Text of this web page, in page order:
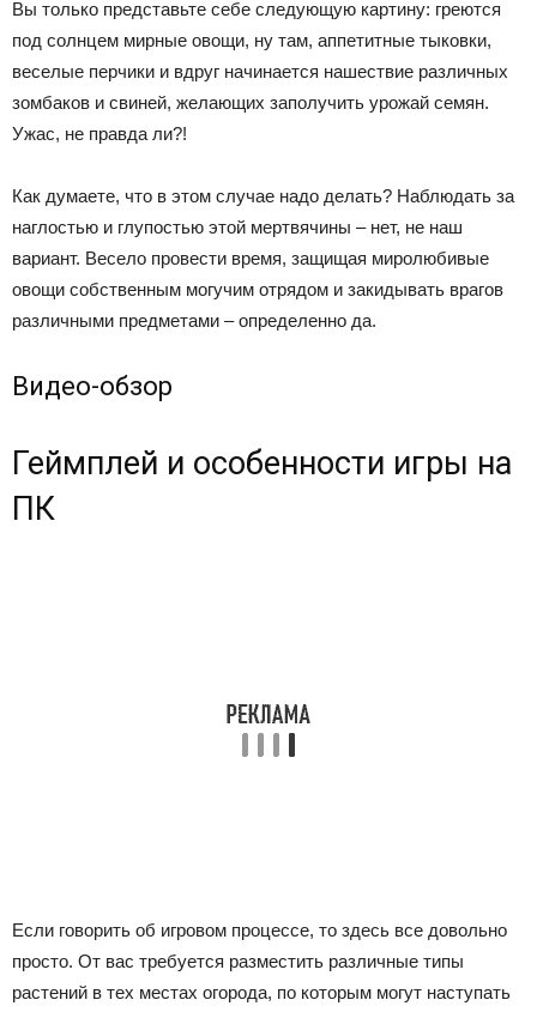
Вы только представьте себе следующую картину: греются
под солнцем мирные овощи, ну там, аппетитные тыковки,
веселые перчики и вдруг начинается нашествие различных
зомбаков и свиней, желающих заполучить урожай семян.
Ужас, не правда ли?!
Как думаете, что в этом случае надо делать? Наблюдать за
наглостью и глупостью этой мертвячины – нет, не наш
вариант. Весело провести время, защищая миролюбивые
овощи собственным могучим отрядом и закидывать врагов
различными предметами – определенно да.
Видео-обзор
Геймплей и особенности игры на
ПК
Если говорить об игровом процессе, то здесь все довольно
просто. От вас требуется разместить различные типы
растений в тех местах огорода, по которым могут наступать